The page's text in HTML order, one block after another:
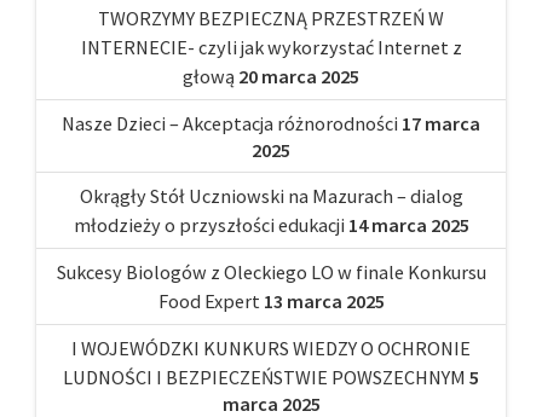
TWORZYMY BEZPIECZNĄ PRZESTRZEŃ W
INTERNECIE- czyli jak wykorzystać Internet z
głową 20 marca 2025
Nasze Dzieci – Akceptacja różnorodności 17 marca
2025
Okrągły Stół Uczniowski na Mazurach – dialog
młodzieży o przyszłości edukacji 14 marca 2025
Sukcesy Biologów z Oleckiego LO w finale Konkursu
Food Expert 13 marca 2025
I WOJEWÓDZKI KUNKURS WIEDZY O OCHRONIE
LUDNOŚCI I BEZPIECZEŃSTWIE POWSZECHNYM 5
marca 2025